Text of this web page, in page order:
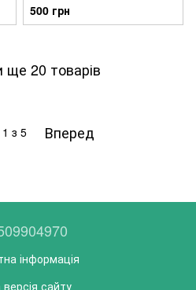
500 грн
ще 20 товарів
1 з 5 Вперед
інформація
сайту